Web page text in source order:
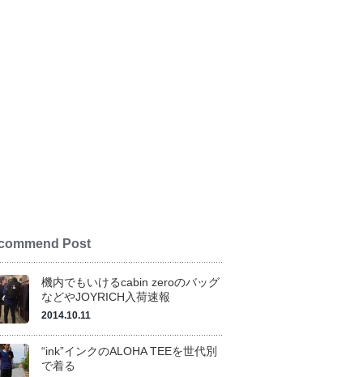
Post
機内でもいけるcabin zeroのバッグ
などやJOYRICH入荷速報
2014.10.11
“ink”インクのALOHA TEEを世代別
で着る